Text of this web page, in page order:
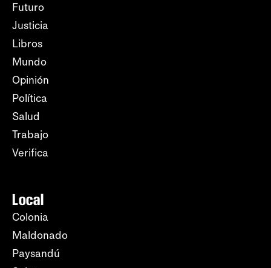
Futuro
Justicia
Libros
Mundo
Opinión
Política
Salud
Trabajo
Verifica
Local
Colonia
Maldonado
Paysandú